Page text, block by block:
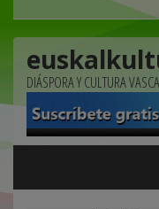
DIÁSPORA Y CULTURA VASCA